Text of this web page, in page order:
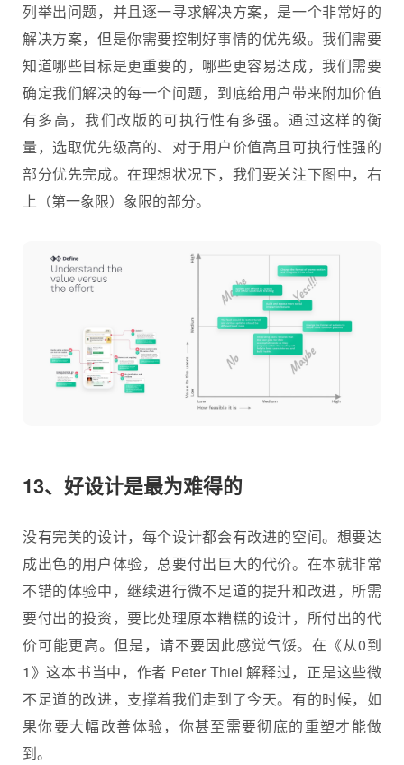
列举出问题，并且逐一寻求解决方案，是一个非常好的
解决方案，但是你需要控制好事情的优先级。我们需要
知道哪些目标是更重要的，哪些更容易达成，我们需要
确定我们解决的每一个问题，到底给用户带来附加价值
有多高，我们改版的可执行性有多强。通过这样的衡
量，选取优先级高的、对于用户价值高且可执行性强的
部分优先完成。在理想状况下，我们要关注下图中，右
上（第一象限）象限的部分。
13、好设计是最为难得的
没有完美的设计，每个设计都会有改进的空间。想要达
成出色的用户体验，总要付出巨大的代价。在本就非常
不错的体验中，继续进行微不足道的提升和改进，所需
要付出的投资，要比处理原本糟糕的设计，所付出的代
价可能更高。但是，请不要因此感觉气馁。在《从0到
1》这本书当中，作者 Peter Thiel 解释过，正是这些微
不足道的改进，支撑着我们走到了今天。有的时候，如
果你要大幅改善体验，你甚至需要彻底的重塑才能做
到。